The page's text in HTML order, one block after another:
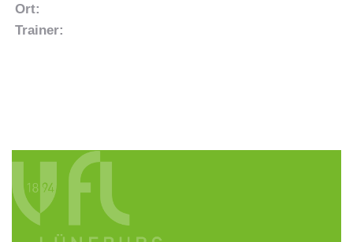
Ort:
Trainer: